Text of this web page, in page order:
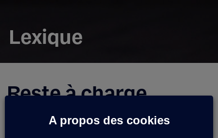
Lexique
Reste à charge
Après les remboursements de l’assurance maladie
A propos des cookies